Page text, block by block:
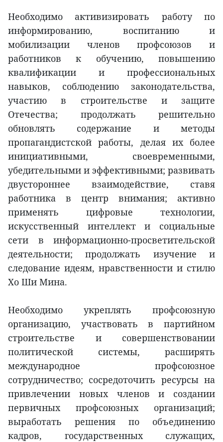
Необходимо активизировать работу по
информированию, воспитанию и
мобилизации членов профсоюзов и
работников к обучению, повышению
квалификации и профессиональных
навыков, соблюдению законодательства,
участию в строительстве и защите
Отечества; продолжать решительно
обновлять содержание и методы
пропагандистской работы, делая их более
инициативными, своевременными,
убедительными и эффективными; развивать
двустороннее взаимодействие, ставя
работника в центр внимания; активно
применять цифровые технологии,
искусственный интеллект и социальные
сети в информационно-просветительской
деятельности; продолжать изучение и
следование идеям, нравственности и стилю
Хо Ши Мина.
Необходимо укреплять профсоюзную
организацию, участвовать в партийном
строительстве и совершенствовании
политической системы, расширять
международное профсоюзное
сотрудничество; сосредоточить ресурсы на
привлечении новых членов и создании
первичных профсоюзных организаций;
выработать решения по объединению
кадров, государственных служащих,